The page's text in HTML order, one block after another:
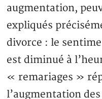
augmentation,
expliqués
divorce : le
est diminué à
« remariages »
l’augmentation